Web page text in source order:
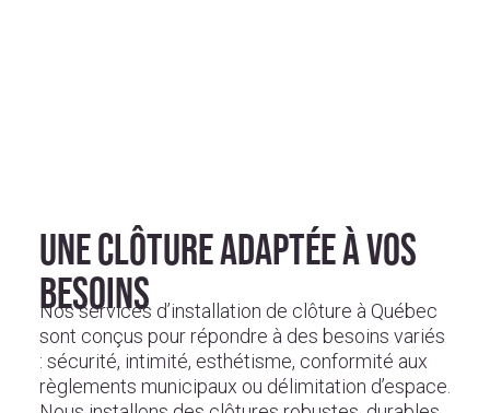
UNE CLÔTURE ADAPTÉE À VOS
BESOINS
Nos services d’installation de clôture à Québec
sont conçus pour répondre à des besoins variés
: sécurité, intimité, esthétisme, conformité aux
règlements municipaux ou délimitation d’espace.